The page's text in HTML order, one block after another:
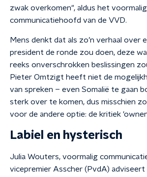
zwak overkomen", aldus het voormalig
communicatiehoofd van de VVD.
Mens denkt dat als zo’n verhaal over
president de ronde zou doen, deze
reeks onverschrokken beslissingen
Pieter Omtzigt heeft niet de
van spreken – even Somalië te gaan
sterk over te komen, dus misschien
voor de andere optie: de kritiek
Labiel en hysterisch
Julia Wouters, voormalig
vicepremier Asscher (PvdA)